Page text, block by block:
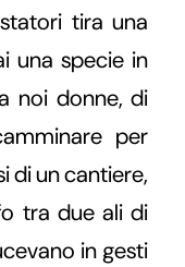
tira una
una specie in
noi donne, di
per
di un cantiere,
tra due ali di
in gesti